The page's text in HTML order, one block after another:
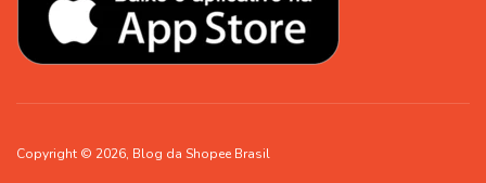
Copyright © 2026, Blog da Shopee Brasil